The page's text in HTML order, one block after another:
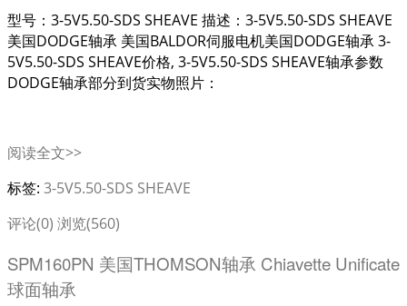
型号：3-5V5.50-SDS SHEAVE 描述：3-5V5.50-SDS SHEAVE
美国DODGE轴承 美国BALDOR伺服电机美国DODGE轴承 3-
5V5.50-SDS SHEAVE价格, 3-5V5.50-SDS SHEAVE轴承参数
DODGE轴承部分到货实物照片：
阅读全文>>
标签: 3-5V5.50-SDS SHEAVE
评论(0) 浏览(560)
SPM160PN 美国THOMSON轴承 Chiavette Unificate
球面轴承